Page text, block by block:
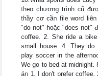
theo chương trình cũ
thầy cơ cần file word liên
"do not" hoặc "does not"
coffee. 2. She ride a
small house. 4. They do
play soccer in the
We go to bed at
án 1. I don't prefer coffee.